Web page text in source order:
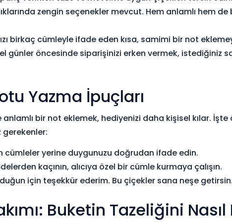
zengin seçenekler mevcut. Hem anlamlı hem
birkaç cümleyle ifade eden kısa, samimi bir not
günler öncesinde siparişinizi erken vermek, istediğiniz
Yazma İpuçları
anlamlı bir not eklemek, hediyenizi daha kişisel kılar.
cümleler yerine duygunuzu doğrudan ifade edin.
kaçının, alıcıya özel bir cümle kurmaya çalışın.
için teşekkür ederim. Bu çiçekler sana neşe
Buketin Tazeliğini